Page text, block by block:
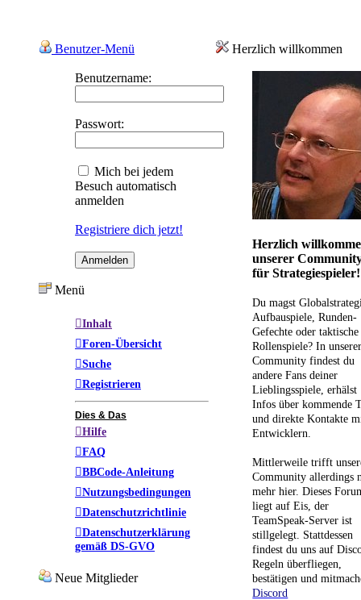
Benutzer-Menü
Benutzername:
Passwort:
Mich bei jedem
Besuch automatisch
anmelden
Registriere dich jetzt!
Menü
Inhalt
Foren-Übersicht
Suche
Registrieren
Dies & Das
Hilfe
FAQ
BBCode-Anleitung
Nutzungsbedingungen
Datenschutzrichtlinie
Datenschutzerklärung
gemäß DS-GVO
Neue Mitglieder
Herzlich willkommen
Herzlich
unserer
für Strategiespieler!
Du magst
Aufbauspiele, Runden-
Gefechte oder taktische
Rollenspiele? In
Community findest du
andere Fans deiner
Lieblingsspiele, erhälst
Infos über kommende
und direkte Kontakte
Entwicklern.
Mittlerweile trifft
Community allerdings
mehr hier. Dieses
liegt auf Eis, der
TeamSpeak-Server ist
stillgelegt. Stattdessen
findest du uns auf
Regeln überfliegen,
bestätigen und
Discord